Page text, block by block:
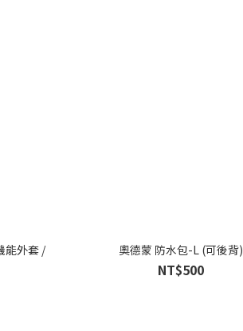
能外套 /
奧德蒙 防水包-L (可後背)
NT$500